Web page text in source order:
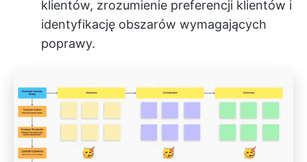
klientów, zrozumienie preferencji klientów i
identyfikację obszarów wymagających
poprawy.